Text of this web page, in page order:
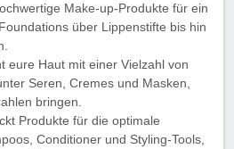
Make-up-Produkte für ein
über Lippenstifte bis hin
eure Haut mit einer Vielzahl von
Seren, Cremes und Masken,
bringen.
Produkte für die optimale
Conditioner und Styling-Tools,